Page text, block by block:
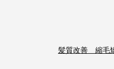
髪質改善 縮毛